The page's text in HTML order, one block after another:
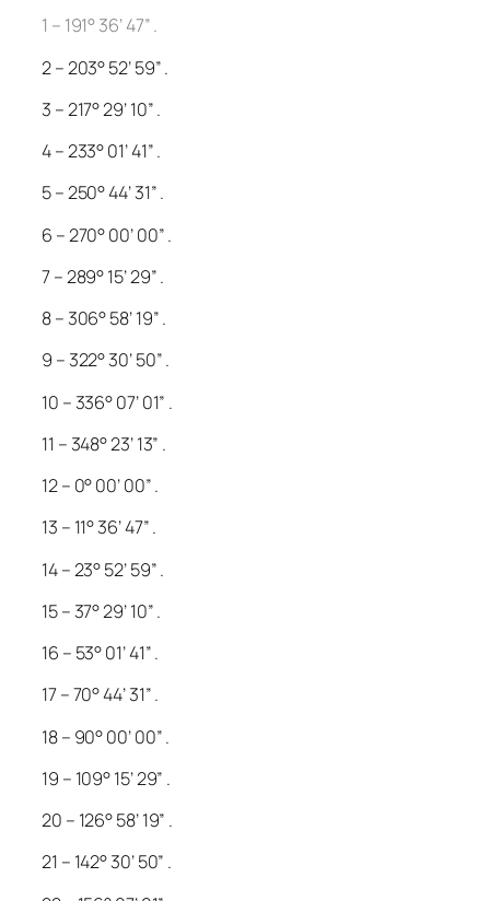
1 – 191° 36’ 47” .
2 – 203° 52’ 59” .
3 – 217° 29’ 10” .
4 – 233° 01’ 41” .
5 – 250° 44’ 31” .
6 – 270° 00’ 00” .
7 – 289° 15’ 29” .
8 – 306° 58’ 19” .
9 – 322° 30’ 50” .
10 – 336° 07’ 01” .
11 – 348° 23’ 13” .
12 – 0° 00’ 00” .
13 – 11° 36’ 47” .
14 – 23° 52’ 59” .
15 – 37° 29’ 10” .
16 – 53° 01’ 41” .
17 – 70° 44’ 31” .
18 – 90° 00’ 00” .
19 – 109° 15’ 29” .
20 – 126° 58’ 19” .
21 – 142° 30’ 50” .